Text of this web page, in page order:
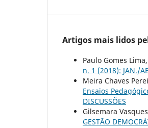
Artigos mais lidos
Paulo Gomes Lima,
n. 1 (2018): JAN./
Meira Chaves
Ensaios
DISCUSSÕES
Gilsemara
GESTÃO